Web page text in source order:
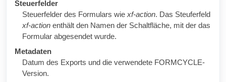
Steuerfelder
Steuerfelder des Formulars wie xf-action. Das Steuferfeld
xf-action enthält den Namen der Schaltfläche, mit der das
Formular abgesendet wurde.
Metadaten
Datum des Exports und die verwendete FORMCYCLE-
Version.